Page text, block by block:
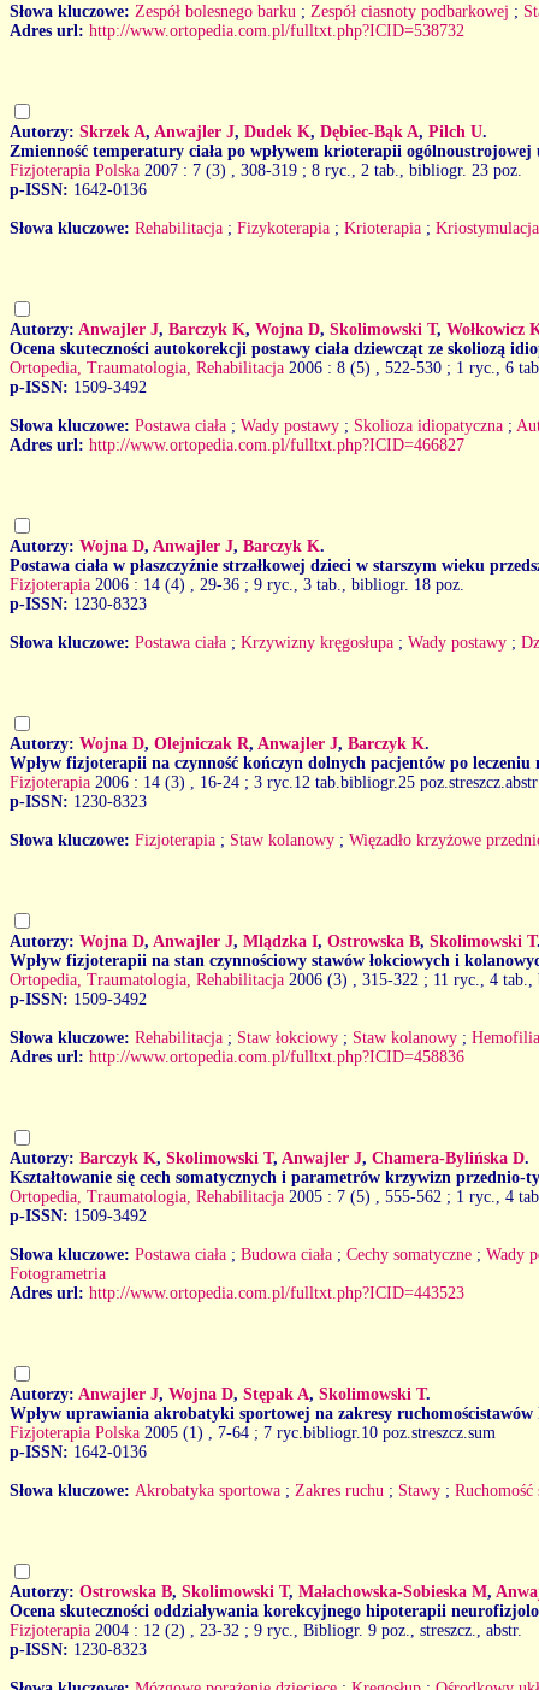
Słowa kluczowe: Zespół bolesnego barku ; Zespół ciasnoty podbarkowej ;
Adres url: http://www.ortopedia.com.pl/fulltxt.php?ICID=538732
Autorzy: Skrzek A, Anwajler J, Dudek K, Dębiec-Bąk A, Pilch U.
Zmienność temperatury ciała po wpływem krioterapii
Fizjoterapia Polska 2007 : 7 (3)
, 308-319 ; 8 ryc., 2 tab., bibliogr. 23 poz.
p-ISSN: 1642-0136
Słowa kluczowe: Rehabilitacja ; Fizykoterapia ; Krioterapia ; Kriostymulacja
Autorzy: Anwajler J, Barczyk K, Wojna D, Skolimowski T, Wołkowicz
Ocena skuteczności autokorekcji postawy ciała dziewcząt ze skoliozą
Ortopedia, Traumatologia, Rehabilitacja 2006 : 8 (5)
, 522-530 ; 1 ryc., 6
p-ISSN: 1509-3492
Słowa kluczowe: Postawa ciała ; Wady postawy ; Skolioza idiopatyczna ;
Adres url: http://www.ortopedia.com.pl/fulltxt.php?ICID=466827
Autorzy: Wojna D, Anwajler J, Barczyk K.
Postawa ciała w płaszczyźnie strzałkowej dzieci w starszym wieku
Fizjoterapia 2006 : 14 (4)
, 29-36 ; 9 ryc., 3 tab., bibliogr. 18 poz.
p-ISSN: 1230-8323
Słowa kluczowe: Postawa ciała ; Krzywizny kręgosłupa ; Wady postawy ;
Autorzy: Wojna D, Olejniczak R, Anwajler J, Barczyk K.
Wpływ fizjoterapii na czynność kończyn dolnych pacjentów po
Fizjoterapia 2006 : 14 (3)
, 16-24 ; 3 ryc.12 tab.bibliogr.25 poz.streszcz.abstr
p-ISSN: 1230-8323
Słowa kluczowe: Fizjoterapia ; Staw kolanowy ; Więzadło krzyżowe
Autorzy: Wojna D, Anwajler J, Mlądzka I, Ostrowska B, Skolimowski T
Wpływ fizjoterapii na stan czynnościowy stawów łokciowych i
Ortopedia, Traumatologia, Rehabilitacja 2006 (3)
, 315-322 ; 11 ryc., 4
p-ISSN: 1509-3492
Słowa kluczowe: Rehabilitacja ; Staw łokciowy ; Staw kolanowy ; Hemofilia
Adres url: http://www.ortopedia.com.pl/fulltxt.php?ICID=458836
Autorzy: Barczyk K, Skolimowski T, Anwajler J, Chamera-Bylińska D.
Kształtowanie się cech somatycznych i parametrów krzywizn przednio-
Ortopedia, Traumatologia, Rehabilitacja 2005 : 7 (5)
, 555-562 ; 1 ryc., 4
p-ISSN: 1509-3492
Słowa kluczowe: Postawa ciała ; Budowa ciała ; Cechy somatyczne ; Wady
Fotogrametria
Adres url: http://www.ortopedia.com.pl/fulltxt.php?ICID=443523
Autorzy: Anwajler J, Wojna D, Stępak A, Skolimowski T.
Wpływ uprawiania akrobatyki sportowej na zakresy
Fizjoterapia Polska 2005 (1)
, 7-64 ; 7 ryc.bibliogr.10 poz.streszcz.sum
p-ISSN: 1642-0136
Słowa kluczowe: Akrobatyka sportowa ; Zakres ruchu ; Stawy ; Ruchomość
Autorzy: Ostrowska B, Skolimowski T, Małachowska-Sobieska M,
Ocena skuteczności oddziaływania korekcyjnego hipoterapii
Fizjoterapia 2004 : 12 (2)
, 23-32 ; 9 ryc., Bibliogr. 9 poz., streszcz., abstr.
p-ISSN: 1230-8323